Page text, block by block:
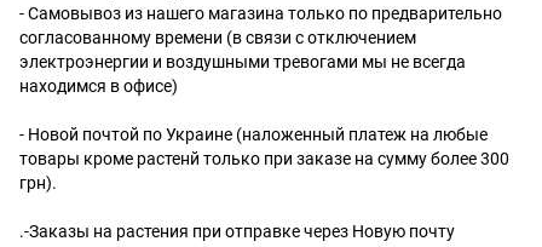
- Самовывоз из нашего магазина только по предварительно
согласованному времени (в связи с отключением
электроэнергии и воздушными тревогами мы не всегда
находимся в офисе)
- Новой почтой по Украине (наложенный платеж на любые
товары кроме растенй только при заказе на сумму более 300
грн).
.-Заказы на растения при отправке через Новую почту